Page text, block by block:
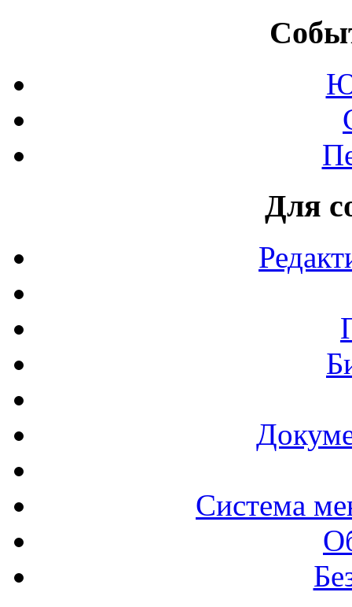
Для
Система